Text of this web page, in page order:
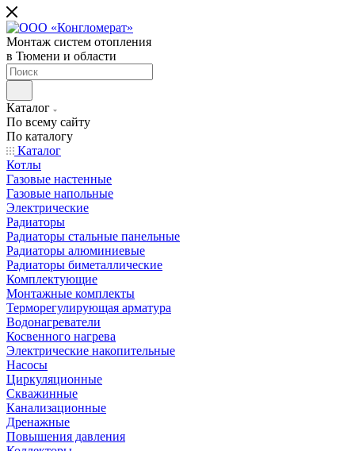
Монтаж систем отопления
в Тюмени и области
Каталог
По всему сайту
По каталогу
Каталог
Котлы
Газовые настенные
Газовые напольные
Электрические
Радиаторы
Радиаторы стальные панельные
Радиаторы алюминиевые
Радиаторы биметаллические
Комплектующие
Монтажные комплекты
Терморегулирующая арматура
Водонагреватели
Косвенного нагрева
Электрические накопительные
Насосы
Циркуляционные
Скважинные
Канализационные
Дренажные
Повышения давления